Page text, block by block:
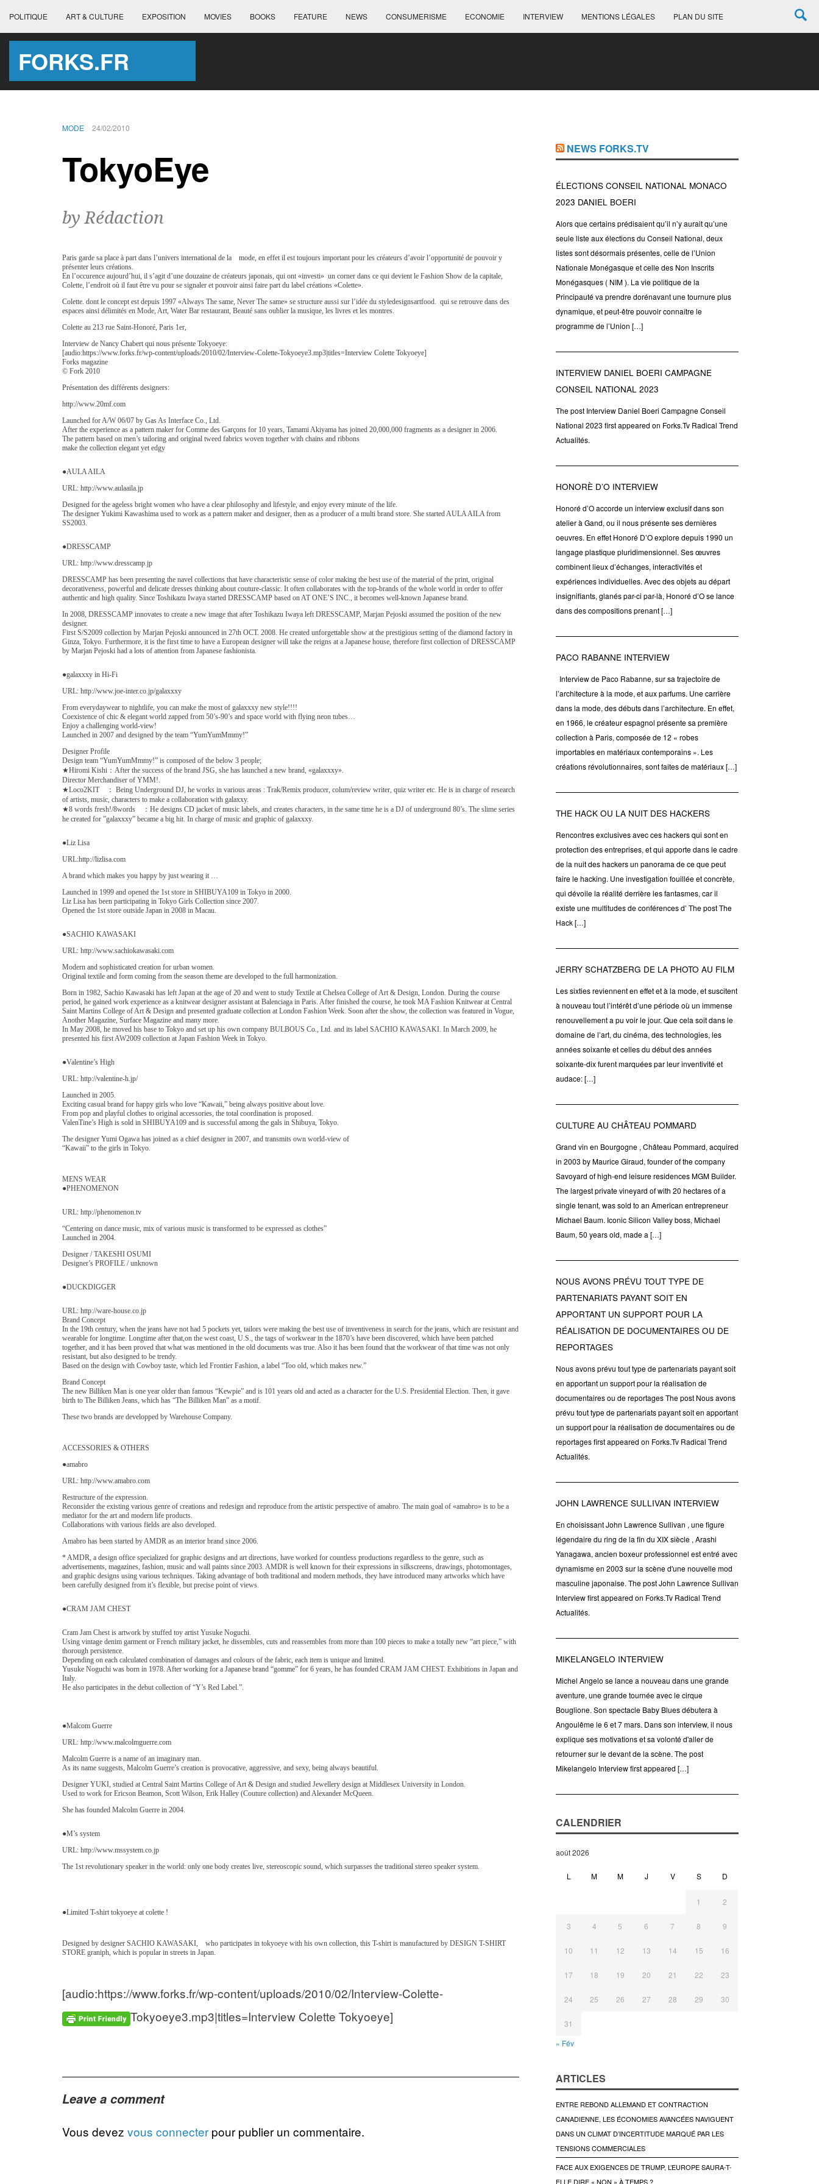
POLITIQUE ART & CULTURE EXPOSITION MOVIES BOOKS FEATURE NEWS CONSUMERISME ECONOMIE INTERVIEW MENTIONS LÉGALES PLAN DU SITE
FORKS.FR
MODE 24/02/2010
TokyoEye
by Rédaction
Paris garde sa place à part dans l’univers international de la mode, en effet il est toujours important pour les créateurs d’avoir l’opportunité de pouvoir y
présenter leurs créations.
En l’occurence aujourd’hui, il s’agit d’une douzaine de créateurs japonais, qui ont «investi» un corner dans ce qui devient le Fashion Show de la capitale,
Colette, l’endroit où il faut être vu pour se signaler et pouvoir ainsi faire part du label créations «Colette».
Colette. dont le concept est depuis 1997 «Always The same, Never The same» se structure aussi sur l’idée du styledesignsartfood. qui se retrouve dans des
espaces ainsi délimités en Mode, Art, Water Bar restaurant, Beauté sans oublier la musique, les livres et les montres.
Colette au 213 rue Saint-Honoré, Paris 1er,
Interview de Nancy Chabert qui nous présente Tokyoeye:
[audio:https://www.forks.fr/wp-content/uploads/2010/02/Interview-Colette-Tokyoeye3.mp3|titles=Interview Colette Tokyoeye]
Forks magazine
© Fork 2010
Présentation des différents designers:
http://www.20mf.com
Launched for A/W 06/07 by Gas As Interface Co., Ltd.
After the experience as a pattern maker for Comme des Garçons for 10 years, Tamami Akiyama has joined 20,000,000 fragments as a designer in 2006.
The pattern based on men’s tailoring and original tweed fabrics woven together with chains and ribbons
make the collection elegant yet edgy
●AULA AILA
URL: http://www.aulaaila.jp
Designed for the ageless bright women who have a clear philosophy and lifestyle, and enjoy every minute of the life.
The designer Yukimi Kawashima used to work as a pattern maker and designer, then as a producer of a multi brand store. She started AULA AILA from
SS2003.
●DRESSCAMP
URL: http://www.dresscamp.jp
DRESSCAMP has been presenting the navel collections that have characteristic sense of color making the best use of the material of the print, original
decorativeness, powerful and delicate dresses thinking about couture-classic. It often collaborates with the top-brands of the whole world in order to offer
authentic and high quality. Since Toshikazu Iwaya started DRESSCAMP based on AT ONE’S INC., it becomes well-known Japanese brand.
In 2008, DRESSCAMP innovates to create a new image that after Toshikazu Iwaya left DRESSCAMP, Marjan Pejoski assumed the position of the new
designer.
First S/S2009 collection by Marjan Pejoski announced in 27th OCT. 2008. He created unforgettable show at the prestigious setting of the diamond factory in
Ginza, Tokyo. Furthermore, it is the first time to have a European designer will take the reigns at a Japanese house, therefore first collection of DRESSCAMP
by Marjan Pejoski had a lots of attention from Japanese fashionista.
●galaxxxy in Hi-Fi
URL: http://www.joe-inter.co.jp/galaxxxy
From everydaywear to nightlife, you can make the most of galaxxxy new style!!!!
Coexistence of chic & elegant world zapped from 50’s-90’s and space world with flying neon tubes…
Enjoy a challenging world-view!
Launched in 2007 and designed by the team “YumYumMmmy!”
Designer Profile
Design team “YumYumMmmy!” is composed of the below 3 people;
★Hiromi Kishi：After the success of the brand JSG, she has launched a new brand, «galaxxxy».
Director Merchandiser of YMM!.
★Loco2KIT ： Being Underground DJ, he works in various areas : Trak/Remix producer, colum/review writer, quiz writer etc. He is in charge of research
of artists, music, characters to make a collaboration with galaxxy.
★8 words fresh!/8words ：He designs CD jacket of music labels, and creates characters, in the same time he is a DJ of underground 80’s. The slime series
he created for ”galaxxxy” became a big hit. In charge of music and graphic of galaxxxy.
●Liz Lisa
URL:http://lizlisa.com
A brand which makes you happy by just wearing it …
Launched in 1999 and opened the 1st store in SHIBUYA109 in Tokyo in 2000.
Liz Lisa has been participating in Tokyo Girls Collection since 2007.
Opened the 1st store outside Japan in 2008 in Macau.
●SACHIO KAWASAKI
URL: http://www.sachiokawasaki.com
Modern and sophisticated creation for urban women.
Original textile and form coming from the season theme are developed to the full harmonization.
Born in 1982, Sachio Kawasaki has left Japan at the age of 20 and went to study Textile at Chelsea College of Art & Design, London. During the course
period, he gained work experience as a knitwear designer assistant at Balenciaga in Paris. After finished the course, he took MA Fashion Knitwear at Central
Saint Martins College of Art & Design and presented graduate collection at London Fashion Week. Soon after the show, the collection was featured in Vogue,
Another Magazine, Surface Magazine and many more.
In May 2008, he moved his base to Tokyo and set up his own company BULBOUS Co., Ltd. and its label SACHIO KAWASAKI. In March 2009, he
presented his first AW2009 collection at Japan Fashion Week in Tokyo.
●Valentine’s High
URL: http://valentine-h.jp/
Launched in 2005.
Exciting casual brand for happy girls who love “Kawaii,” being always positive about love.
From pop and playful clothes to original accessories, the total coordination is proposed.
ValenTine’s High is sold in SHIBUYA109 and is successful among the gals in Shibuya, Tokyo.
The designer Yumi Ogawa has joined as a chief designer in 2007, and transmits own world-view of
“Kawaii” to the girls in Tokyo.
MENS WEAR
●PHENOMENON
URL: http://phenomenon.tv
“Centering on dance music, mix of various music is transformed to be expressed as clothes”
Launched in 2004.
Designer / TAKESHI OSUMI
Designer’s PROFILE / unknown
●DUCKDIGGER
URL: http://ware-house.co.jp
Brand Concept
In the 19th century, when the jeans have not had 5 pockets yet, tailors were making the best use of inventiveness in search for the jeans, which are resistant and
wearable for longtime. Longtime after that,on the west coast, U.S., the tags of workwear in the 1870’s have been discovered, which have been patched
together, and it has been proved that what was mentioned in the old documents was true. Also it has been found that the workwear of that time was not only
resistant, but also designed to be trendy.
Based on the design with Cowboy taste, which led Frontier Fashion, a label “Too old, which makes new.”
Brand Concept
The new Billiken Man is one year older than famous “Kewpie” and is 101 years old and acted as a character for the U.S. Presidential Election. Then, it gave
birth to The Billiken Jeans, which has “The Billiken Man” as a motif.
These two brands are developped by Warehouse Company.
ACCESSORIES & OTHERS
●amabro
URL: http://www.amabro.com
Restructure of the expression.
Reconsider the existing various genre of creations and redesign and reproduce from the artistic perspective of amabro. The main goal of «amabro» is to be a
mediator for the art and modern life products.
Collaborations with various fields are also developed.
Amabro has been started by AMDR as an interior brand since 2006.
* AMDR, a design office specialized for graphic designs and art directions, have worked for countless productions regardless to the genre, such as
advertisements, magazines, fashion, music and wall paints since 2003. AMDR is well known for their expressions in silkscreens, drawings, photomontages,
and graphic designs using various techniques. Taking advantage of both traditional and modern methods, they have introduced many artworks which have
been carefully designed from it’s flexible, but precise point of views.
●CRAM JAM CHEST
Cram Jam Chest is artwork by stuffed toy artist Yusuke Noguchi.
Using vintage denim garment or French military jacket, he dissembles, cuts and reassembles from more than 100 pieces to make a totally new “art piece,” with
thorough persistence.
Depending on each calculated combination of damages and colours of the fabric, each item is unique and limited.
Yusuke Noguchi was born in 1978. After working for a Japanese brand “gomme” for 6 years, he has founded CRAM JAM CHEST. Exhibitions in Japan and
Italy.
He also participates in the debut collection of “Y’s Red Label.”.
●Malcom Guerre
URL: http://www.malcolmguerre.com
Malcolm Guerre is a name of an imaginary man.
As its name suggests, Malcolm Guerre’s creation is provocative, aggressive, and sexy, being always beautiful.
Designer YUKI, studied at Central Saint Martins College of Art & Design and studied Jewellery design at Middlesex University in London.
Used to work for Ericson Beamon, Scott Wilson, Erik Halley (Couture collection) and Alexander McQueen.
She has founded Malcolm Guerre in 2004.
●M’s system
URL: http://www.mssystem.co.jp
The 1st revolutionary speaker in the world: only one body creates live, stereoscopic sound, which surpasses the traditional stereo speaker system.
●Limited T-shirt tokyoeye at colette !
Designed by designer SACHIO KAWASAKI, who participates in tokyoeye with his own collection, this T-shirt is manufactured by DESIGN T-SHIRT
STORE graniph, which is popular in streets in Japan.
[audio:https://www.forks.fr/wp-content/uploads/2010/02/Interview-Colette-
Tokyoeye3.mp3|titles=Interview Colette Tokyoeye]
Leave a comment
Vous devez vous connecter pour publier un commentaire.
NEWS FORKS.TV
ÉLECTIONS CONSEIL NATIONAL MONACO
2023 DANIEL BOERI
Alors que certains prédisaient qu’il n’y aurait qu’une
seule liste aux élections du Conseil National, deux
listes sont désormais présentes, celle de l’Union
Nationale Monégasque et celle des Non Inscrits
Monégasques ( NIM ). La vie politique de la
Principauté va prendre dorénavant une tournure plus
dynamique, et peut-être pouvoir connaître le
programme de l’Union […]
INTERVIEW DANIEL BOERI CAMPAGNE
CONSEIL NATIONAL 2023
The post Interview Daniel Boeri Campagne Conseil
National 2023 first appeared on Forks.Tv Radical Trend
Actualités.
HONORÈ D’O INTERVIEW
Honoré d’O accorde un interview exclusif dans son
atelier à Gand, ou il nous présente ses dernières
oeuvres. En effet Honoré D’O explore depuis 1990 un
langage plastique pluridimensionnel. Ses œuvres
combinent lieux d’échanges, interactivités et
expériences individuelles. Avec des objets au départ
insignifiants, glanés par-ci par-là, Honoré d’O se lance
dans des compositions prenant […]
PACO RABANNE INTERVIEW
Interview de Paco Rabanne, sur sa trajectoire de
l’architecture à la mode, et aux parfums. Une carrière
dans la mode, des débuts dans l’architecture. En effet,
en 1966, le créateur espagnol présente sa première
collection à Paris, composée de 12 « robes
importables en matériaux contemporains ». Les
créations révolutionnaires, sont faites de matériaux […]
THE HACK OU LA NUIT DES HACKERS
Rencontres exclusives avec ces hackers qui sont en
protection des entreprises, et qui apporte dans le cadre
de la nuit des hackers un panorama de ce que peut
faire le hacking. Une investigation fouillée et concrète,
qui dévoile la réalité derrière les fantasmes, car il
existe une multitudes de conférences d’ The post The
Hack […]
JERRY SCHATZBERG DE LA PHOTO AU FILM
Les sixties reviennent en effet et à la mode, et suscitent
à nouveau tout l’intérêt d’une période où un immense
renouvellement a pu voir le jour. Que cela soit dans le
domaine de l’art, du cinéma, des technologies, les
années soixante et celles du début des années
soixante-dix furent marquées par leur inventivité et
audace: […]
CULTURE AU CHÂTEAU POMMARD
Grand vin en Bourgogne , Château Pommard, acquired
in 2003 by Maurice Giraud, founder of the company
Savoyard of high-end leisure residences MGM Builder.
The largest private vineyard of with 20 hectares of a
single tenant, was sold to an American entrepreneur
Michael Baum. Iconic Silicon Valley boss, Michael
Baum, 50 years old, made a […]
NOUS AVONS PRÉVU TOUT TYPE DE
PARTENARIATS PAYANT SOIT EN
APPORTANT UN SUPPORT POUR LA
RÉALISATION DE DOCUMENTAIRES OU DE
REPORTAGES
Nous avons prévu tout type de partenariats payant soit
en apportant un support pour la réalisation de
documentaires ou de reportages The post Nous avons
prévu tout type de partenariats payant soit en apportant
un support pour la réalisation de documentaires ou de
reportages first appeared on Forks.Tv Radical Trend
Actualités.
JOHN LAWRENCE SULLIVAN INTERVIEW
En choisissant John Lawrence Sullivan , une figure
légendaire du ring de la fin du XIX siècle , Arashi
Yanagawa, ancien boxeur professionnel est entré avec
dynamisme en 2003 sur la scène d'une nouvelle mod
masculine japonaise. The post John Lawrence Sullivan
Interview first appeared on Forks.Tv Radical Trend
Actualités.
MIKELANGELO INTERVIEW
Michel Angelo se lance a nouveau dans une grande
aventure, une grande tournée avec le cirque
Bouglione. Son spectacle Baby Blues débutera à
Angoulême le 6 et 7 mars. Dans son interview, il nous
explique ses motivations et sa volonté d'aller de
retourner sur le devant de la scène. The post
Mikelangelo Interview first appeared […]
CALENDRIER
août 2026
L M M J V S D
1 2
3 4 5 6 7 8 9
10 11 12 13 14 15 16
17 18 19 20 21 22 23
24 25 26 27 28 29 30
31
« Fév
ARTICLES
ENTRE REBOND ALLEMAND ET CONTRACTION
CANADIENNE, LES ÉCONOMIES AVANCÉES NAVIGUENT
DANS UN CLIMAT D’INCERTITUDE MARQUÉ PAR LES
TENSIONS COMMERCIALES
FACE AUX EXIGENCES DE TRUMP, L’EUROPE SAURA-T-
ELLE DIRE « NON » À TEMPS ?